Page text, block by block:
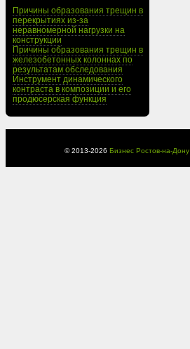
Причины образования трещин в
перекрытиях из-за
неравномерной нагрузки на
конструкции
Причины образования трещин в
железобетонных колоннах по
результатам обследования
Инструмент динамического
контраста в композиции и его
продюсерская функция
© 2013-2026 Бизнес Ростов-на-Дону